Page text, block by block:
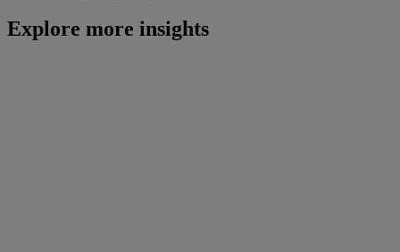
Explore more insights